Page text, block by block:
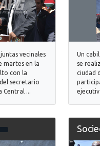
vecinales
martes en la
con la
secretario
Central ...
Un
se
ciudad